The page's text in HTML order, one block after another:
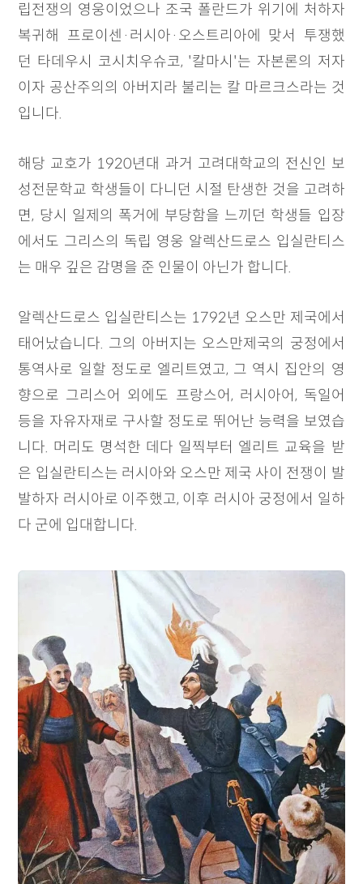
립전쟁의 영웅이었으나 조국 폴란드가 위기에 처하자
복귀해 프로이센·러시아·오스트리아에 맞서 투쟁했
던 타데우시 코시치우슈코, '칼마시'는 자본론의 저자
이자 공산주의의 아버지라 불리는 칼 마르크스라는 것
입니다.
해당 교호가 1920년대 과거 고려대학교의 전신인 보
성전문학교 학생들이 다니던 시절 탄생한 것을 고려하
면, 당시 일제의 폭거에 부당함을 느끼던 학생들 입장
에서도 그리스의 독립 영웅 알렉산드로스 입실란티스
는 매우 깊은 감명을 준 인물이 아닌가 합니다.
알렉산드로스 입실란티스는 1792년 오스만 제국에서
태어났습니다. 그의 아버지는 오스만제국의 궁정에서
통역사로 일할 정도로 엘리트였고, 그 역시 집안의 영
향으로 그리스어 외에도 프랑스어, 러시아어, 독일어
등을 자유자재로 구사할 정도로 뛰어난 능력을 보였습
니다. 머리도 명석한 데다 일찍부터 엘리트 교육을 받
은 입실란티스는 러시아와 오스만 제국 사이 전쟁이 발
발하자 러시아로 이주했고, 이후 러시아 궁정에서 일하
다 군에 입대합니다.